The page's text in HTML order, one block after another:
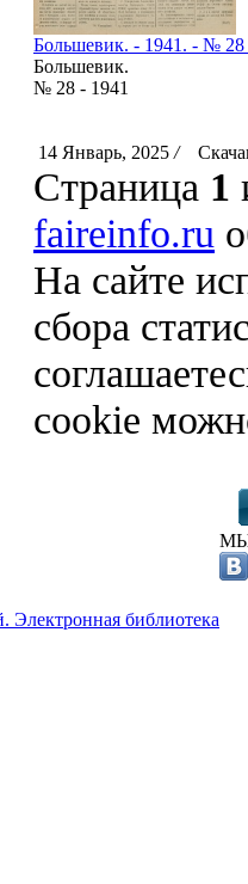
Большевик. - 1941. - № 28
Большевик.
№ 28 - 1941
14 Январь, 2025 /
Страница 1
faireinfo.ru
На сайте
сбора
cookie
библиотека